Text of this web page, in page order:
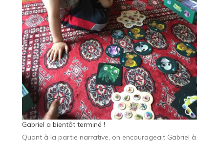
Gabriel a bientôt terminé !
Quant à la partie narrative, on encourageait Gabriel à